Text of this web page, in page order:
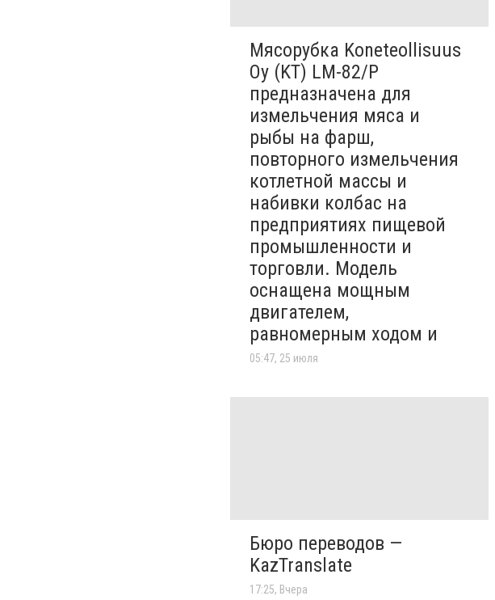
Мясорубка Koneteollisuus
Oy (KT)​ LM-82/P
предназначена для
измельчения мяса и
рыбы на фарш,
повторного измельчения
котлетной массы и
набивки колбас на
предприятиях пищевой
промышленности и
торговли. Модель
оснащена мощным
двигателем,
равномерным ходом и
05:47, 25 июля
Бюро переводов —
KazTranslate
17:25, Вчера